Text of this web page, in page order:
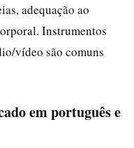
adequação ao
Instrumentos
vídeo são comuns
em português e